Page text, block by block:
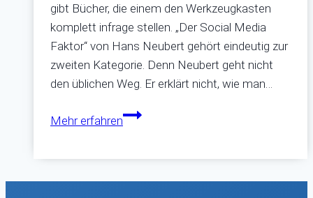
gibt Bücher, die einem den Werkzeugkasten
komplett infrage stellen. „Der Social Media
Faktor“ von Hans Neubert gehört eindeutig zur
zweiten Kategorie. Denn Neubert geht nicht
den üblichen Weg. Er erklärt nicht, wie man…
Mehr erfahrenDer